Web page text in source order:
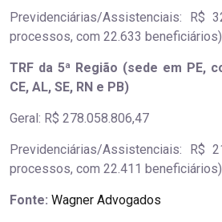
Previdenciárias/Assistenciais: R$
processos, com 22.633 beneficiários)
TRF da 5ª Região (sede em PE,
CE, AL, SE, RN e PB)
Geral: R$ 278.058.806,47
Previdenciárias/Assistenciais: R$
processos, com 22.411 beneficiários)
Fonte: Wagner Advogados